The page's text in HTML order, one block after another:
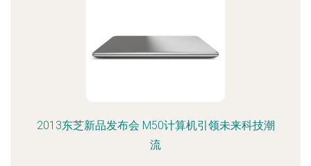
2013东芝新品发布会 M50计算机引领未来科技潮
流